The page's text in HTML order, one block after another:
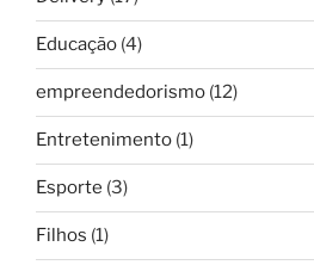
Educação (4)
empreendedorismo (12)
Entretenimento (1)
Esporte (3)
Filhos (1)